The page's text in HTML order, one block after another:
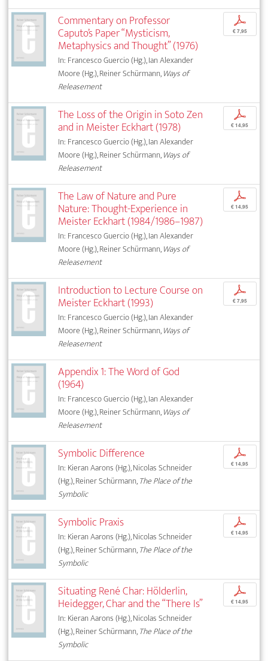
Commentary on Professor
Caputo’s Paper “Mysticism,
Metaphysics and Thought” (1976)
In: Francesco Guercio (Hg.), Ian Alexander
Moore (Hg.), Reiner Schürmann,Ways of
Releasement
p
€ 7,95
The Loss of the Origin in Soto Zen
and in Meister Eckhart (1978)
In: Francesco Guercio (Hg.), Ian Alexander
Moore (Hg.), Reiner Schürmann,Ways of
Releasement
p
€ 14,95
The Law of Nature and Pure
Nature: Thought-Experience in
Meister Eckhart (1984/1986–1987)
In: Francesco Guercio (Hg.), Ian Alexander
Moore (Hg.), Reiner Schürmann,Ways of
Releasement
p
€ 14,95
Introduction to Lecture Course on
Meister Eckhart (1993)
In: Francesco Guercio (Hg.), Ian Alexander
Moore (Hg.), Reiner Schürmann,Ways of
Releasement
p
€ 7,95
Appendix 1: The Word of God
(1964)
In: Francesco Guercio (Hg.), Ian Alexander
Moore (Hg.), Reiner Schürmann,Ways of
Releasement
Symbolic Difference
In: Kieran Aarons (Hg.), Nicolas Schneider
(Hg.), Reiner Schürmann,The Place of the
Symbolic
p
€ 14,95
Symbolic Praxis
In: Kieran Aarons (Hg.), Nicolas Schneider
(Hg.), Reiner Schürmann,The Place of the
Symbolic
p
€ 14,95
Situating René Char: Hölderlin,
Heidegger, Char and the “There Is”
In: Kieran Aarons (Hg.), Nicolas Schneider
(Hg.), Reiner Schürmann,The Place of the
Symbolic
p
€ 14,95